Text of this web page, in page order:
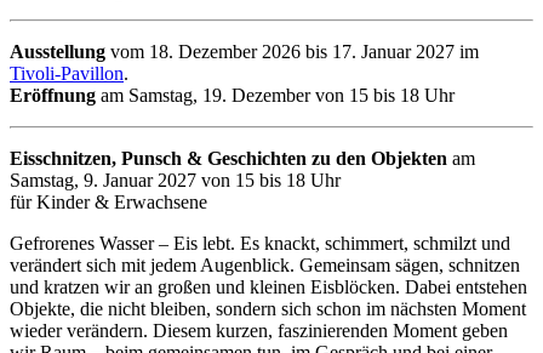
Ausstellung vom 18. Dezember 2026 bis 17. Januar 2027 im
Tivoli-Pavillon.
Eröffnung am Samstag, 19. Dezember von 15 bis 18 Uhr
Eisschnitzen, Punsch & Geschichten zu den Objekten am
Samstag, 9. Januar 2027 von 15 bis 18 Uhr
für Kinder & Erwachsene
Gefrorenes Wasser – Eis lebt. Es knackt, schimmert, schmilzt und
verändert sich mit jedem Augenblick. Gemeinsam sägen, schnitzen
und kratzen wir an großen und kleinen Eisblöcken. Dabei entstehen
Objekte, die nicht bleiben, sondern sich schon im nächsten Moment
wieder verändern. Diesem kurzen, faszinierenden Moment geben